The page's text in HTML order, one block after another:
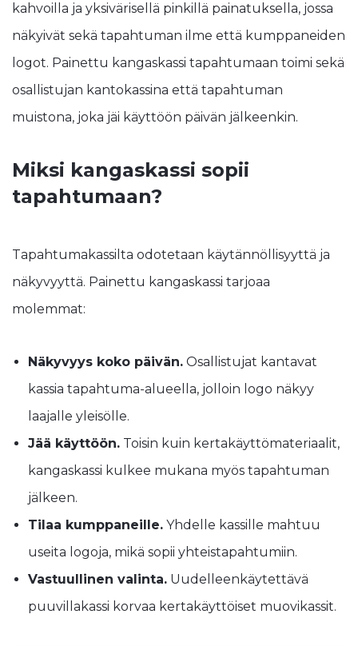
kahvoilla ja yksivärisellä pinkillä painatuksella, jossa
näkyivät sekä tapahtuman ilme että kumppaneiden
logot. Painettu kangaskassi tapahtumaan toimi sekä
osallistujan kantokassina että tapahtuman
muistona, joka jäi käyttöön päivän jälkeenkin.
Miksi kangaskassi sopii
tapahtumaan?
Tapahtumakassilta odotetaan käytännöllisyyttä ja
näkyvyyttä. Painettu kangaskassi tarjoaa
molemmat:
Näkyvyys koko päivän. Osallistujat kantavat
kassia tapahtuma-alueella, jolloin logo näkyy
laajalle yleisölle.
Jää käyttöön. Toisin kuin kertakäyttömateriaalit,
kangaskassi kulkee mukana myös tapahtuman
jälkeen.
Tilaa kumppaneille. Yhdelle kassille mahtuu
useita logoja, mikä sopii yhteistapahtumiin.
Vastuullinen valinta. Uudelleenkäytettävä
puuvillakassi korvaa kertakäyttöiset muovikassit.